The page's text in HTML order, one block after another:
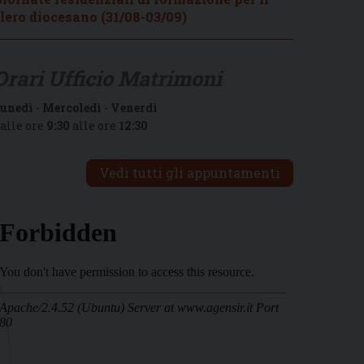
diocesano (31/08-03/09)
- Mercoledì - Venerdì
ore 9:30 alle ore 12:30
Vedi tutti gli appuntamenti